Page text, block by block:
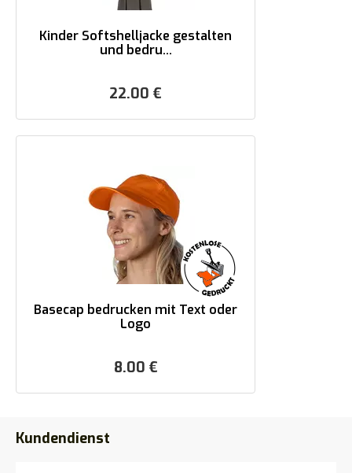
Kinder Softshelljacke gestalten
und bedru...
22.00 €
Basecap bedrucken mit Text oder
Logo
8.00 €
Kundendienst